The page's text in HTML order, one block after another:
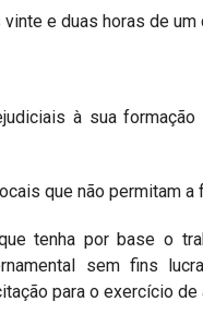
e duas horas de
à sua
que não permitam a
tenha por base o
sem fins
para o exercício de